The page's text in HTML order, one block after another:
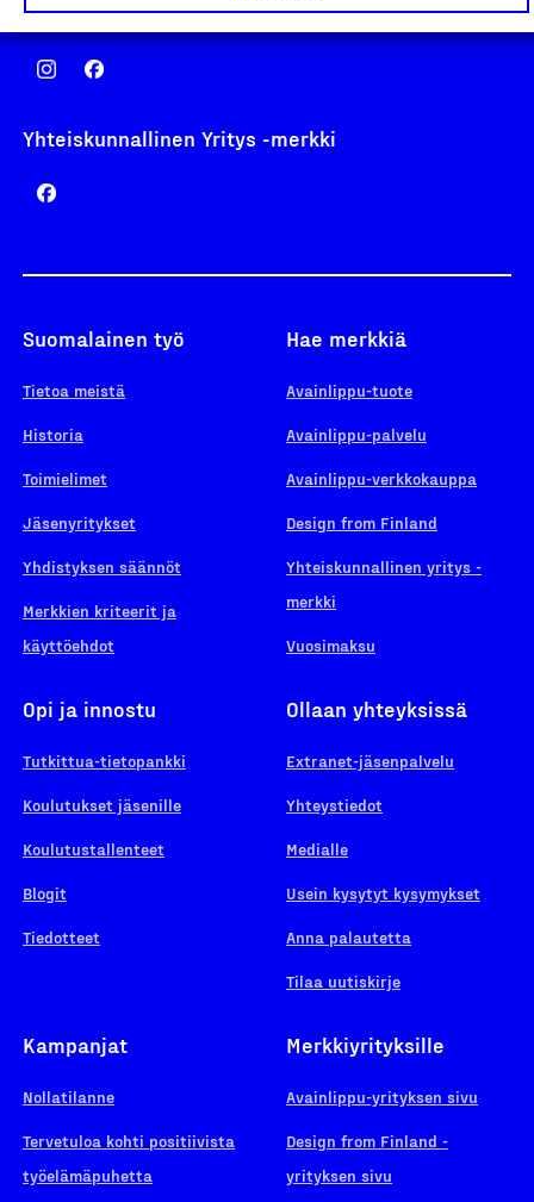
Design From Finland
Yhteiskunnallinen Yritys -merkki
Suomalainen työ
Tietoa meistä
Historia
Toimielimet
Jäsenyritykset
Yhdistyksen säännöt
Merkkien kriteerit ja
käyttöehdot
Hae merkkiä
Avainlippu-tuote
Avainlippu-palvelu
Avainlippu-verkkokauppa
Design from Finland
Yhteiskunnallinen yritys -
merkki
Vuosimaksu
Opi ja innostu
Tutkittua-tietopankki
Koulutukset jäsenille
Koulutustallenteet
Blogit
Tiedotteet
Ollaan yhteyksissä
Extranet-jäsenpalvelu
Yhteystiedot
Medialle
Usein kysytyt kysymykset
Anna palautetta
Tilaa uutiskirje
Kampanjat
Nollatilanne
Tervetuloa kohti positiivista
työelämäpuhetta
Merkkiyrityksille
Avainlippu-yrityksen sivu
Design from Finland -
yrityksen sivu